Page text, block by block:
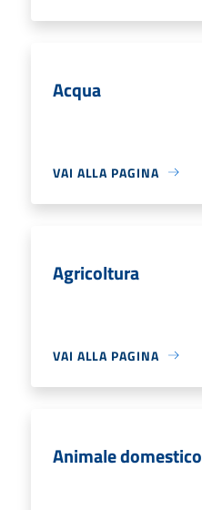
Acqua
VAI ALLA PAGINA
Agricoltura
VAI ALLA PAGINA
Animale domestico